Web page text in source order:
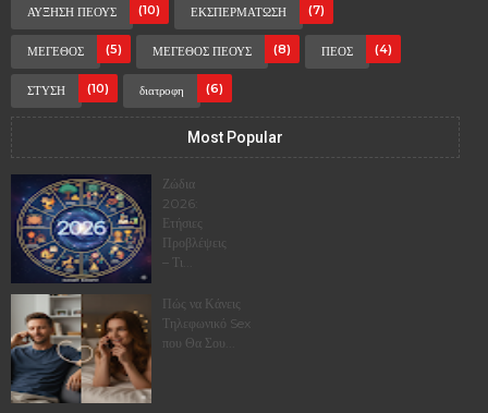
ΑΥΞΗΣΗ ΠΕΟΥΣ (10) ΕΚΣΠΕΡΜΑΤΩΣΗ (7)
ΜΕΓΕΘΟΣ (5) ΜΕΓΕΘΟΣ ΠΕΟΥΣ (8) ΠΕΟΣ (4)
ΣΤΥΣΗ (10) διατροφη (6)
Most Popular
Ζώδια
2026:
Ετήσιες
Προβλέψεις
– Τι...
Πώς να Κάνεις
Τηλεφωνικό Sex
που Θα Σου...